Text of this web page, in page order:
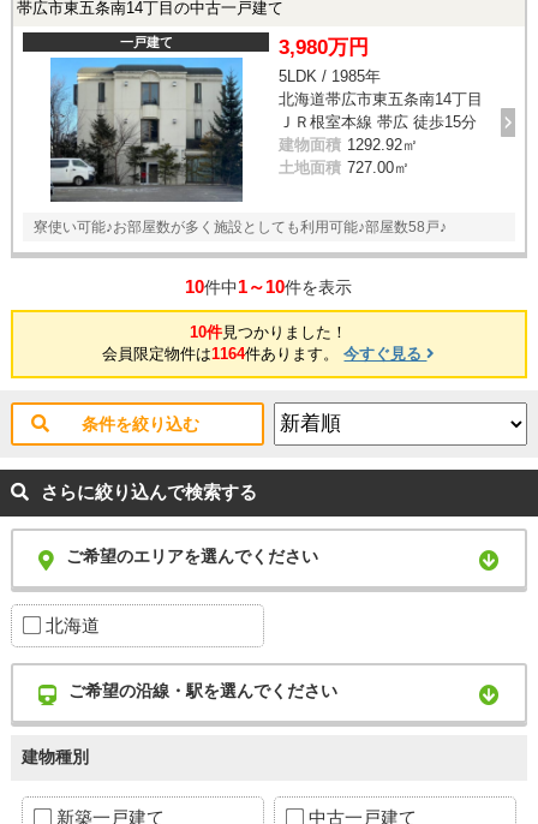
帯広市東五条南14丁目の中古一戸建て
一戸建て 3,980万円
5LDK / 1985年
北海道帯広市東五条南14丁目
ＪＲ根室本線 帯広 徒歩15分
建物面積 1292.92㎡
土地面積 727.00㎡
寮使い可能♪お部屋数が多く施設としても利用可能♪部屋数58戸♪
10件中1～10件を表示
10件見つかりました！
会員限定物件は1164件あります。今すぐ見る
条件を絞り込む
さらに絞り込んで検索する
ご希望のエリアを選んでください
北海道
ご希望の沿線・駅を選んでください
建物種別
新築一戸建て 中古一戸建て